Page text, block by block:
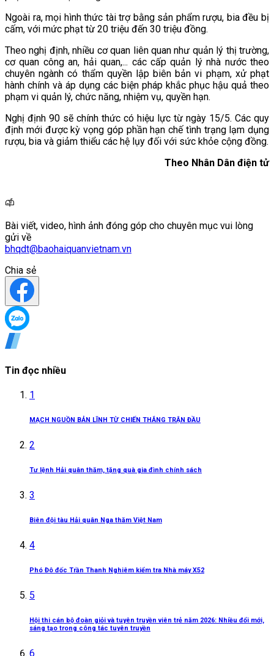
Ngoài ra, mọi hình thức tài trợ bằng sản phẩm rượu, bia đều bị
cấm, với mức phạt từ 20 triệu đến 30 triệu đồng.
Theo nghị định, nhiều cơ quan liên quan như quản lý thị trường,
cơ quan công an, hải quan,... các cấp quản lý nhà nước theo
chuyên ngành có thẩm quyền lập biên bản vi phạm, xử phạt
hành chính và áp dụng các biện pháp khắc phục hậu quả theo
phạm vi quản lý, chức năng, nhiệm vụ, quyền hạn.
Nghị định 90 sẽ chính thức có hiệu lực từ ngày 15/5. Các quy
định mới được kỳ vọng góp phần hạn chế tình trạng lạm dụng
rượu, bia và giảm thiểu các hệ lụy đối với sức khỏe cộng đồng.
Theo Nhân Dân điện tử
Bài viết, video, hình ảnh đóng góp cho chuyên mục vui lòng
gửi về
bhqdt@baohaiquanvietnam.vn
Chia sẻ
Tin đọc nhiều
1
MẠCH NGUỒN BẢN LĨNH TỪ CHIẾN THẮNG TRẬN ĐẦU
2
Tư lệnh Hải quân thăm, tặng quà gia đình chính sách
3
Biên đội tàu Hải quân Nga thăm Việt Nam
4
Phó Đô đốc Trần Thanh Nghiêm kiểm tra Nhà máy X52
5
Hội thi cán bộ đoàn giỏi và tuyên truyền viên trẻ năm 2026: Nhiều đổi mới,
sáng tạo trong công tác tuyên truyền
6